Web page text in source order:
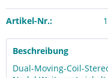
Artikel-Nr.:
Beschreibung
Dual-Moving-Coil-